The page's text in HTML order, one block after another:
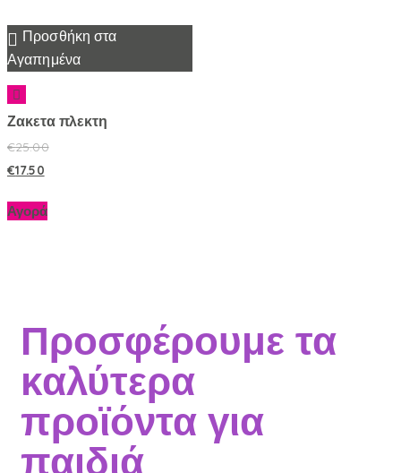
Προσθήκη στα
Αγαπημένα
Ζακετα πλεκτη
€25.00
€17.50
Αγορά
Προσφέρουμε τα
καλύτερα
προϊόντα για
παιδιά